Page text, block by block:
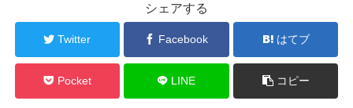
シェアする
Twitter Facebook はてブ
Pocket LINE コピー